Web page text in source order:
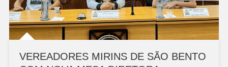
VEREADORES MIRINS DE SÃO BENTO